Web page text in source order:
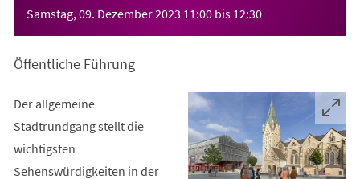
Samstag, 09. Dezember 2023 11:00 bis 12:30
Öffentliche Führung
Der allgemeine
Stadtrundgang stellt die
wichtigsten
Sehenswürdigkeiten in der